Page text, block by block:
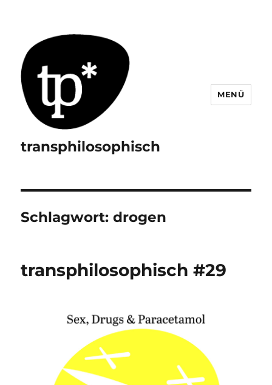
transphilosophisch
MENÜ
Schlagwort:drogen
transphilosophisch #29